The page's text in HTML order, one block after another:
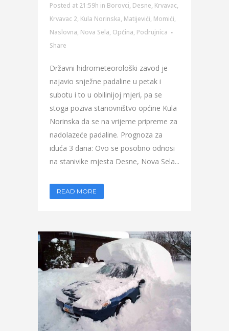
Posted at 21:59h in Borovci, Desne, Krvavac,
Krvavac 2, Kula Norinska, Matijevići, Momići,
Naslovna, Nova Sela, Općina, Podrujnica
Share
Državni hidrometeorološki zavod je
najavio snježne padaline u petak i
subotu i to u obilinijoj mjeri, pa se
stoga poziva stanovništvo općine Kula
Norinska da se na vrijeme pripreme za
nadolazeće padaline. Prognoza za
iduća 3 dana: Ovo se posobno odnosi
na stanivike mjesta Desne, Nova Sela...
READ MORE